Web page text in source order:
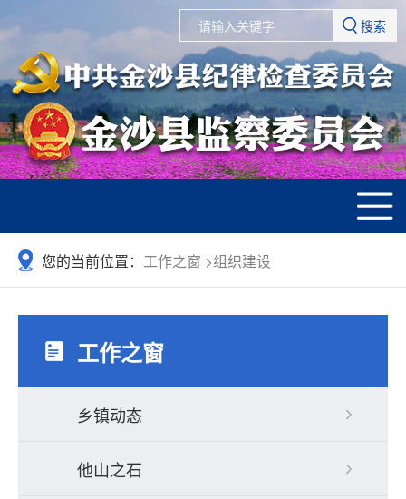
搜索
您的当前位置： 工作之窗 >组织建设
工作之窗
乡镇动态
他山之石